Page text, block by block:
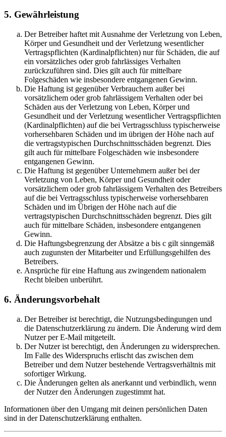
5. Gewährleistung
Der Betreiber haftet mit Ausnahme der Verletzung von Leben,
Körper und Gesundheit und der Verletzung wesentlicher
Vertragspflichten (Kardinalpflichten) nur für Schäden, die auf
ein vorsätzliches oder grob fahrlässiges Verhalten
zurückzuführen sind. Dies gilt auch für mittelbare
Folgeschäden wie insbesondere entgangenen Gewinn.
Die Haftung ist gegenüber Verbrauchern außer bei
vorsätzlichem oder grob fahrlässigem Verhalten oder bei
Schäden aus der Verletzung von Leben, Körper und
Gesundheit und der Verletzung wesentlicher Vertragspflichten
(Kardinalpflichten) auf die bei Vertragsschluss typischerweise
vorhersehbaren Schäden und im übrigen der Höhe nach auf
die vertragstypischen Durchschnittsschäden begrenzt. Dies
gilt auch für mittelbare Folgeschäden wie insbesondere
entgangenen Gewinn.
Die Haftung ist gegenüber Unternehmern außer bei der
Verletzung von Leben, Körper und Gesundheit oder
vorsätzlichem oder grob fahrlässigem Verhalten des Betreibers
auf die bei Vertragsschluss typischerweise vorhersehbaren
Schäden und im Übrigen der Höhe nach auf die
vertragstypischen Durchschnittsschäden begrenzt. Dies gilt
auch für mittelbare Schäden, insbesondere entgangenen
Gewinn.
Die Haftungsbegrenzung der Absätze a bis c gilt sinngemäß
auch zugunsten der Mitarbeiter und Erfüllungsgehilfen des
Betreibers.
Ansprüche für eine Haftung aus zwingendem nationalem
Recht bleiben unberührt.
6. Änderungsvorbehalt
Der Betreiber ist berechtigt, die Nutzungsbedingungen und
die Datenschutzerklärung zu ändern. Die Änderung wird dem
Nutzer per E-Mail mitgeteilt.
Der Nutzer ist berechtigt, den Änderungen zu widersprechen.
Im Falle des Widerspruchs erlischt das zwischen dem
Betreiber und dem Nutzer bestehende Vertragsverhältnis mit
sofortiger Wirkung.
Die Änderungen gelten als anerkannt und verbindlich, wenn
der Nutzer den Änderungen zugestimmt hat.
Informationen über den Umgang mit deinen persönlichen Daten
sind in der Datenschutzerklärung enthalten.